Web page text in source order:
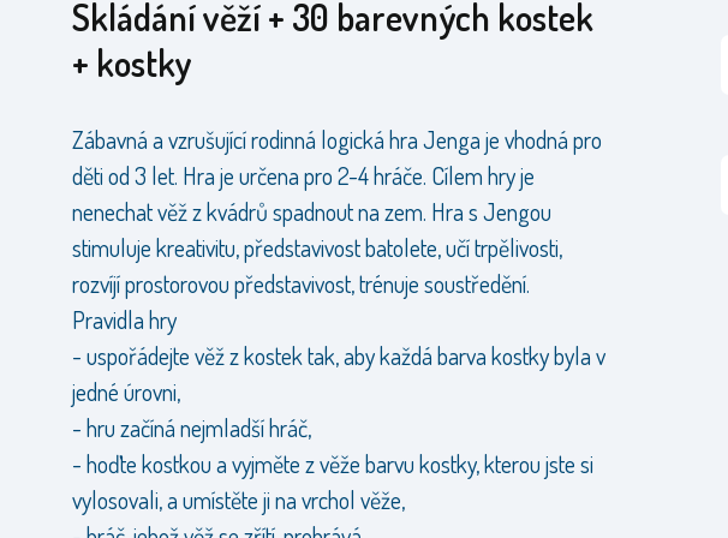
Skládání věží + 30 barevných kostek
+ kostky
Zábavná a vzrušující rodinná logická hra Jenga je vhodná pro
děti od 3 let. Hra je určena pro 2-4 hráče. Cílem hry je
nenechat věž z kvádrů spadnout na zem. Hra s Jengou
stimuluje kreativitu, představivost batolete, učí trpělivosti,
rozvíjí prostorovou představivost, trénuje soustředění.
Pravidla hry
- uspořádejte věž z kostek tak, aby každá barva kostky byla v
jedné úrovni,
- hru začíná nejmladší hráč,
- hoďte kostkou a vyjměte z věže barvu kostky, kterou jste si
vylosovali, a umístěte ji na vrchol věže,